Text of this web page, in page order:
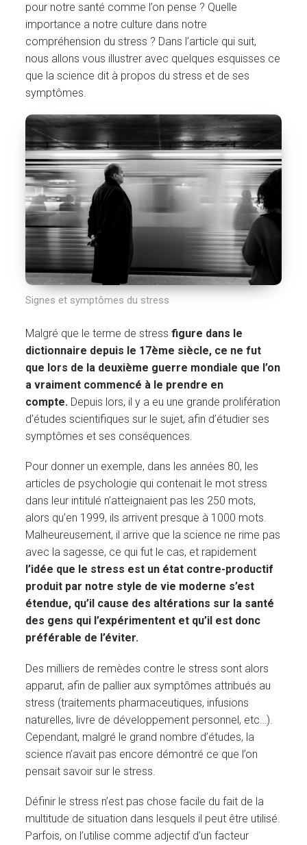
pour notre santé comme l’on pense ? Quelle
importance a notre culture dans notre
compréhension du stress ? Dans l’article qui suit,
nous allons vous illustrer avec quelques esquisses ce
que la science dit à propos du stress et de ses
symptômes.
Signes et symptômes du stress
Malgré que le terme de stressfigure dans le
dictionnaire depuis le 17ème siècle, ce ne fut
que lors de la deuxième guerre mondiale que l’on
a vraiment commencé à le prendre en
compte. Depuis lors, il y a eu une grande prolifération
d’études scientifiques sur le sujet, afin d’étudier ses
symptômes et ses conséquences.
Pour donner un exemple, dans les années 80, les
articles de psychologie qui contenait le mot stress
dans leur intitulé n’atteignaient pas les 250 mots,
alors qu’en 1999, ils arrivent presque à 1000 mots.
Malheureusement, il arrive que la science ne rime pas
avec la sagesse, ce qui fut le cas, et rapidement
l’idée que le stress est un état contre-productif
produit par notre style de vie moderne s’est
étendue, qu’il cause des altérations sur la santé
des gens qui l’expérimentent et qu’il est donc
préférable de l’éviter.
Des milliers de remèdes contre le stress sont alors
apparut, afin de pallier aux symptômes attribués au
stress (traitements pharmaceutiques, infusions
naturelles, livre de développement personnel, etc…).
Cependant, malgré le grand nombre d’études, la
science n’avait pas encore démontré ce que l’on
pensait savoir sur le stress.
Définir le stress n’est pas chose facile du fait de la
multitude de situation dans lesquels il peut être utilisé.
Parfois, on l’utilise comme adjectif d’un facteur